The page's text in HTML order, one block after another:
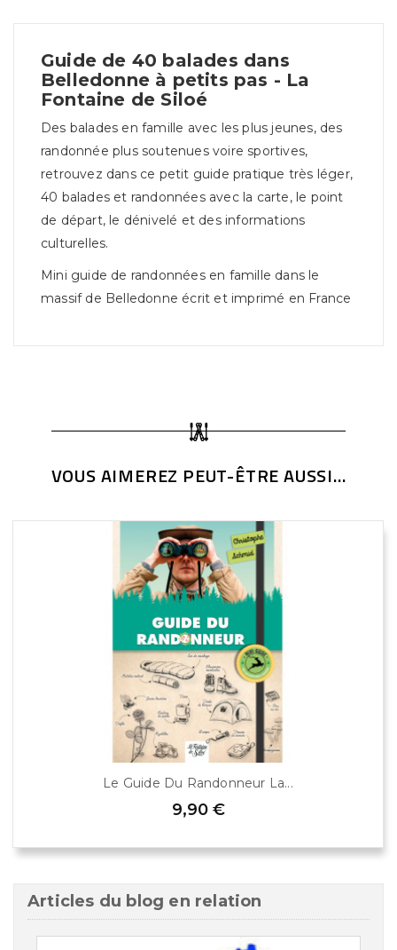
Guide de 40 balades dans
Belledonne à petits pas - La
Fontaine de Siloé
Des balades en famille avec les plus jeunes, des
randonnée plus soutenues voire sportives,
retrouvez dans ce petit guide pratique très léger,
40 balades et randonnées avec la carte, le point
de départ, le dénivelé et des informations
culturelles.
Mini guide de randonnées en famille dans le
massif de Belledonne écrit et imprimé en France
VOUS AIMEREZ PEUT-ÊTRE AUSSI...
Le Guide Du Randonneur La...
9,90 €
Articles du blog en relation